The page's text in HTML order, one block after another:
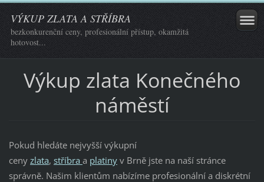
VÝKUP ZLATA A STŘÍBRA
bezkonkurenční ceny, profesionální přístup, okamžitá
hotovost...
Výkup zlata Konečného
náměstí
Pokud hledáte nejvyšší výkupní
ceny zlata, stříbra a platinyv Brně jste na naší stránce
správně. Našim klientům nabízíme profesionální a diskrétní